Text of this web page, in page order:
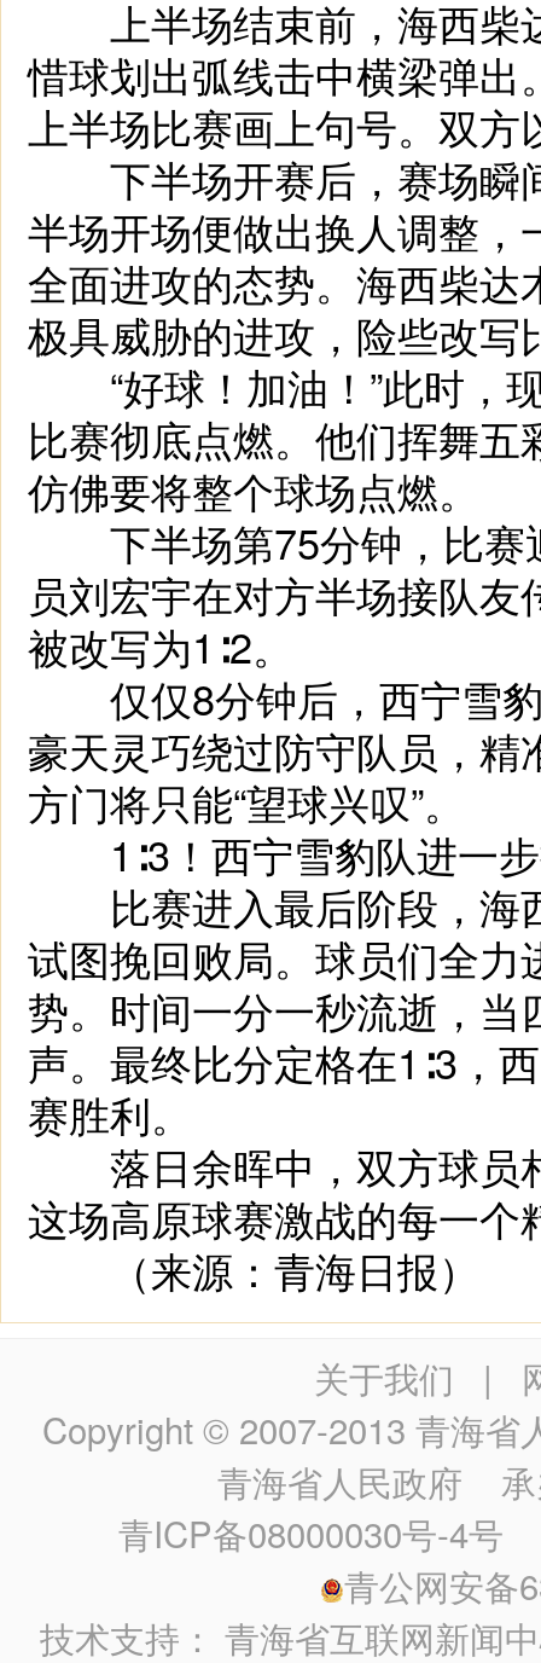
上半场结束前，海西柴
惜球划出弧线击中横梁弹
上半场比赛画上句号。双方
下半场开赛后，赛场瞬
半场开场便做出换人调整
全面进攻的态势。海西柴
极具威胁的进攻，险些改写
“好球！加油！”此时，
比赛彻底点燃。他们挥舞
仿佛要将整个球场点燃。
下半场第75分钟，比赛
员刘宏宇在对方半场接队
被改写为1∶2。
仅仅8分钟后，西宁雪豹
豪天灵巧绕过防守队员，
方门将只能“望球兴叹”。
1∶3！西宁雪豹队进一步
比赛进入最后阶段，海
试图挽回败局。球员们全
势。时间一分一秒流逝，
声。最终比分定格在1∶3，
赛胜利。
落日余晖中，双方球员
这场高原球赛激战的每一个
（来源：青海日报）
关于我们 |
Copyright © 2007-2013 青海省
青海省人民政府 承
青ICP备08000030号-4号
青公网安备
技术支持：青海省互联网新闻